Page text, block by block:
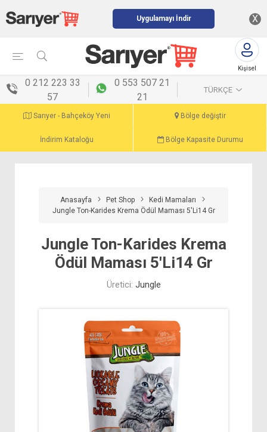
Uygulamayı İndir X
Kişisel
0 212 223 33
57
0 553 507 21
21
TÜRKÇE
Sarıyer - Bahçeköy Yeni Bölge değiştir
İndirim Kataloğu Bölge Kapasite Durumu
Anasayfa Pet Shop
Kedi Mamaları
Jungle Ton-Karides Krema Ödül Maması 5'Li14 Gr
Jungle Ton-Karides Krema
Ödül Maması 5'Li14 Gr
Üretici: Jungle